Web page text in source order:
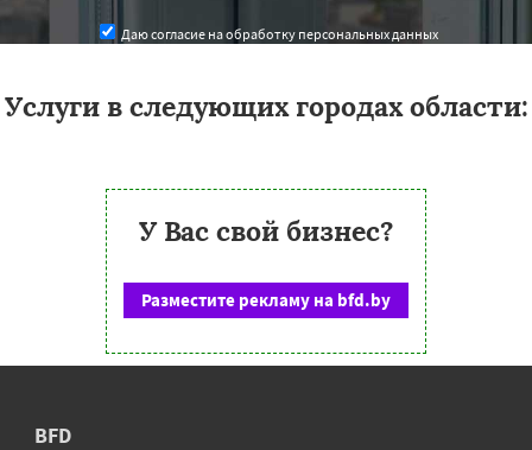
Даю согласие на обработку персональных данных
Услуги в следующих городах области:
У Вас свой бизнес?
Разместите рекламу на bfd.by
BFD